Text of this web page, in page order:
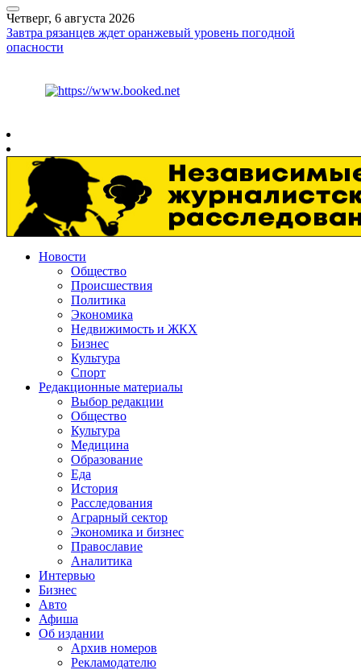
Четверг, 6 августа 2026
Завтра рязанцев ждет оранжевый уровень погодной
опасности
Новости
Общество
Происшествия
Политика
Экономика
Недвижимость и ЖКХ
Бизнес
Культура
Спорт
Редакционные материалы
Выбор редакции
Общество
Культура
Медицина
Образование
Еда
История
Расследования
Аграрный сектор
Экономика и бизнес
Православие
Аналитика
Интервью
Бизнес
Авто
Афиша
Об издании
Архив номеров
Рекламодателю